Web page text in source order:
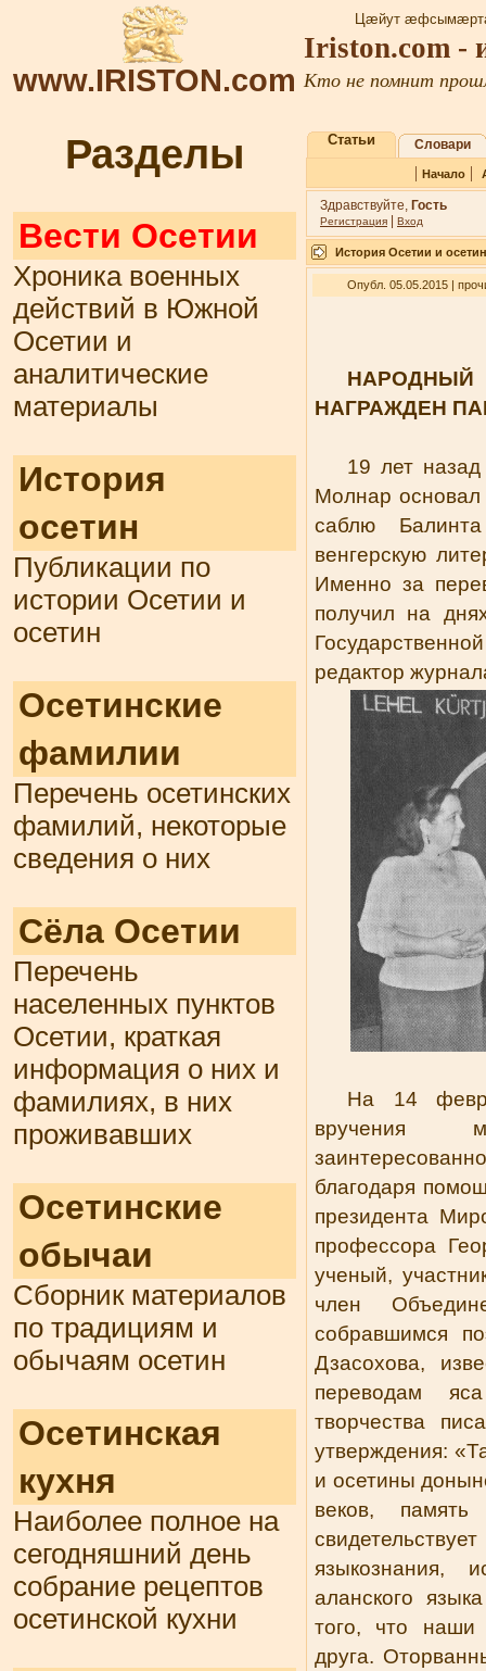
www.IRISTON.com
Цæйут
Iriston.com -
Кто не помнит
Разделы
Вести Осетии
Хроника военных
действий в Южной
Осетии и
аналитические
материалы
История
осетин
Публикации по
истории Осетии и
осетин
Осетинские
фамилии
Перечень осетинских
фамилий, некоторые
сведения о них
Сёла Осетии
Перечень
населенных пунктов
Осетии, краткая
информация о них и
фамилиях, в них
проживавших
Осетинские
обычаи
Сборник материалов
по традициям и
обычаям осетин
Осетинская
кухня
Наиболее полное на
сегодняшний день
собрание рецептов
осетинской кухни
Статьи Словари
| Начало|
Здравствуйте, Гость
Регистрация Вход
История Осетии и осетин
Опубл. 05.05.2015 |
НАРОДНЫЙ
НАГРАЖДЕН
19 лет
Молнар
саблю
венгерскую
Именно за
получил на
редактор
На 14
вручения
благодаря
президента
профессора
ученый,
член
собравшимся
Дзасохова,
переводам
творчества
утверждения:
и осетины
веков,
языкознания,
аланского
того, что наши
друга.